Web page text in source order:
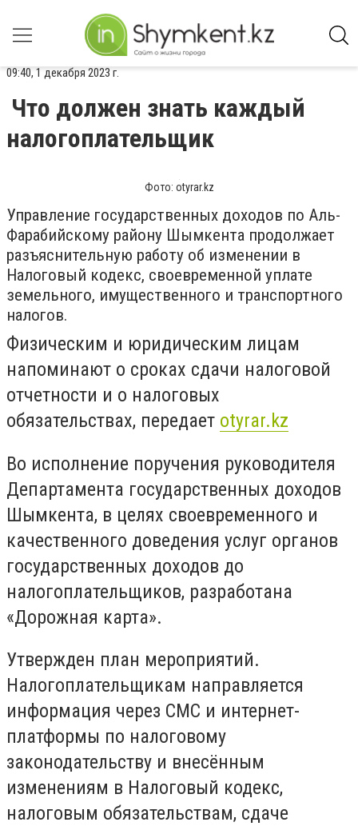
09:40, 1 декабря 2023 г.
Что должен знать каждый
налогоплательщик
Фото: otyrar.kz
Управление государственных доходов по Аль-
Фарабийскому району Шымкента продолжает
разъяснительную работу об изменении в
Налоговый кодекс, своевременной уплате
земельного, имущественного и транспортного
налогов.
Физическим и юридическим лицам
напоминают о сроках сдачи налоговой
отчетности и о налоговых
обязательствах, передает otyrar.kz
Во исполнение поручения руководителя
Департамента государственных доходов
Шымкента, в целях своевременного и
качественного доведения услуг органов
государственных доходов до
налогоплательщиков, разработана
«Дорожная карта».
Утвержден план мероприятий.
Налогоплательщикам направляется
информация через СМС и интернет-
платформы по налоговому
законодательству и внесённым
изменениям в Налоговый кодекс,
налоговым обязательствам, сдаче